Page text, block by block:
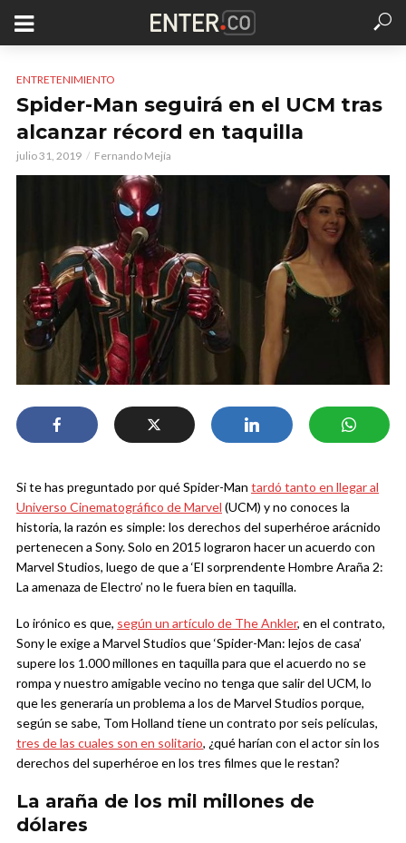
ENTRETENIMIENTO
Spider-Man seguirá en el UCM tras
alcanzar récord en taquilla
julio 31, 2019 Fernando Mejía
Si te has preguntado por qué Spider-Man tardó tanto en llegar al
Universo Cinematográfico de Marvel (UCM) y no conoces la
historia, la razón es simple: los derechos del superhéroe arácnido
pertenecen a Sony. Solo en 2015 lograron hacer un acuerdo con
Marvel Studios, luego de que a ‘El sorprendente Hombre Araña 2:
La amenaza de Electro’ no le fuera bien en taquilla.
Lo irónico es que, según un artículo de The Ankler, en el contrato,
Sony le exige a Marvel Studios que ‘Spider-Man: lejos de casa’
supere los 1.000 millones en taquilla para que el acuerdo no se
rompa y nuestro amigable vecino no tenga que salir del UCM, lo
que les generaría un problema a los de Marvel Studios porque,
según se sabe, Tom Holland tiene un contrato por seis películas,
tres de las cuales son en solitario, ¿qué harían con el actor sin los
derechos del superhéroe en los tres filmes que le restan?
La araña de los mil millones de
dólares